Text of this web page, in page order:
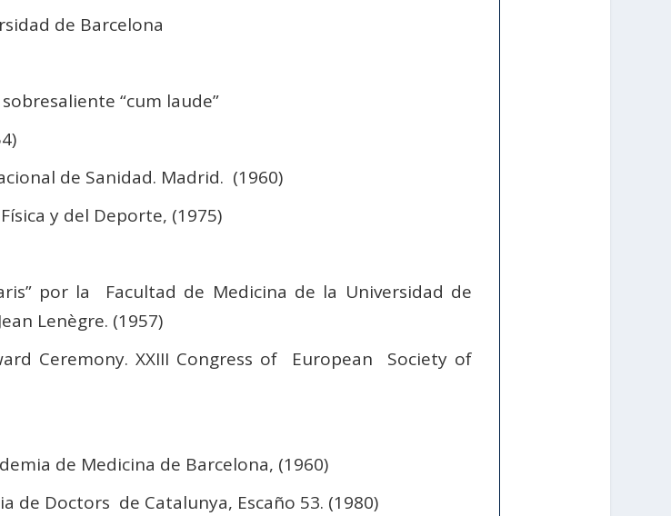
de Barcelona
“cum laude”
de Sanidad. Madrid. (1960)
y del Deporte, (1975)
por la Facultad de Medicina de la Universidad de
Lenègre. (1957)
Ceremony. XXIII Congress of European Society of
de Medicina de Barcelona, (1960)
de Doctors de Catalunya, Escaño 53. (1980)